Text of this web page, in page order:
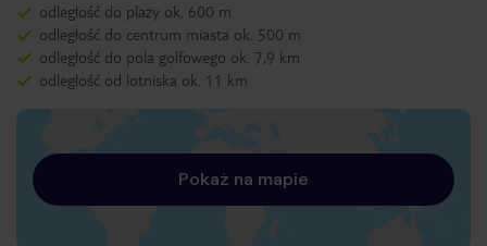
odległość do plaży ok. 600 m
odległość do centrum miasta ok. 500 m
odległość do pola golfowego ok. 7,9 km
odległość od lotniska ok. 11 km
Pokaż na mapie